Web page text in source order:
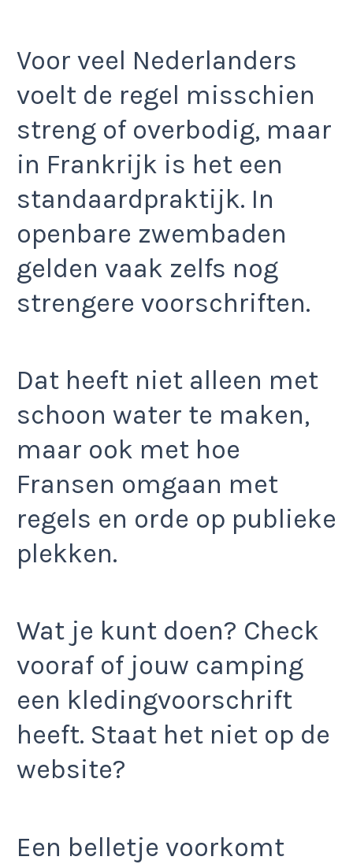
Voor veel Nederlanders
voelt de regel misschien
streng of overbodig, maar
in Frankrijk is het een
standaardpraktijk. In
openbare zwembaden
gelden vaak zelfs nog
strengere voorschriften.
Dat heeft niet alleen met
schoon water te maken,
maar ook met hoe
Fransen omgaan met
regels en orde op publieke
plekken.
Wat je kunt doen? Check
vooraf of jouw camping
een kledingvoorschrift
heeft. Staat het niet op de
website?
Een belletje voorkomt